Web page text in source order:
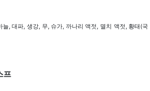
, 대파, 생강, 무, 슈가, 까나리 액젓, 멸치 액젓, 황태(국
프